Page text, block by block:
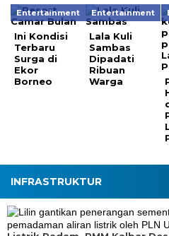
Entertainment
Ini Kondisi
Terbaru
Surga di
Ekor
Borneo
Entertainment
Lala Kuli
Sambas
Dipadati
Ribuan
Warga
INFRASTRUKTUR